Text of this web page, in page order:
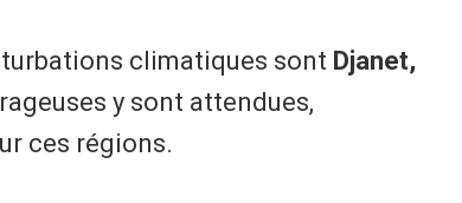
climatiques sont Djanet,
y sont attendues,
ces régions.